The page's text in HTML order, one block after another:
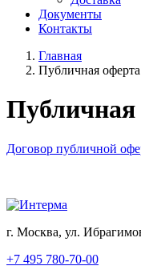
Документы
Контакты
Главная
Публичная оферта
Публичная
Договор публичной
г. Москва, ул.
+7 495 780-70-00